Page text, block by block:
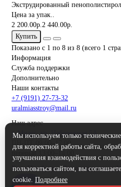
Экструдированный
Цена за упак..
2 200.00р.2 440.00р.
Купить
Показано с 1 по 8 из 8 (всего 1
Информация
Служба поддержки
Дополнительно
Наши контакты
+7 (9191) 27-73-32
uralmiasstroy@mail.ru
Наш адрес
г. Миасс, ул. Набережная 5А
ПН-ПТ 09:00–17:00
ЕвроПрофиль - Завод кровли и
Мы используем только
для корректной работы сайта,
улучшения взаимодействия с
пользоваться сайтом, вы
cookie. Подробнее